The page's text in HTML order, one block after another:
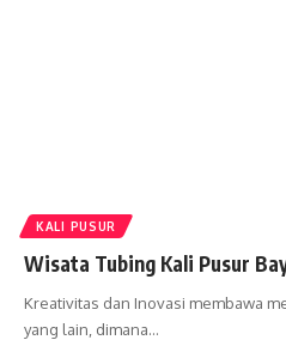
KALI PUSUR
Wisata Tubing Kali Pusur
Kreativitas dan Inovasi membawa
yang lain, dimana…